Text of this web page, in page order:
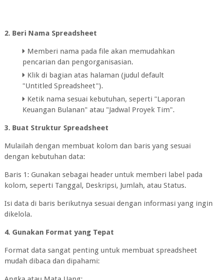
2. Beri Nama Spreadsheet
Memberi nama pada file akan memudahkan
pencarian dan pengorganisasian.
Klik di bagian atas halaman (judul default
"Untitled Spreadsheet").
Ketik nama sesuai kebutuhan, seperti "Laporan
Keuangan Bulanan" atau "Jadwal Proyek Tim".
3. Buat Struktur Spreadsheet
Mulailah dengan membuat kolom dan baris yang sesuai
dengan kebutuhan data:
Baris 1: Gunakan sebagai header untuk memberi label pada
kolom, seperti Tanggal, Deskripsi, Jumlah, atau Status.
Isi data di baris berikutnya sesuai dengan informasi yang ingin
dikelola.
4. Gunakan Format yang Tepat
Format data sangat penting untuk membuat spreadsheet
mudah dibaca dan dipahami: